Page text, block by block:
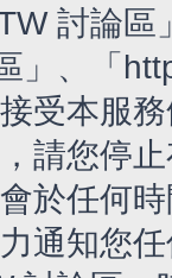
討論
」、「
受本服
請您停
於任何
通知您